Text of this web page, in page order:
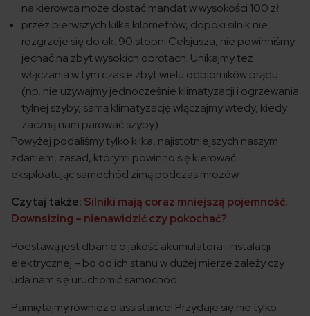
na kierowca może dostać mandat w wysokości 100 zł
przez pierwszych kilka kilometrów, dopóki silnik nie
rozgrzeje się do ok. 90 stopni Celsjusza, nie powinniśmy
jechać na zbyt wysokich obrotach. Unikajmy też
włączania w tym czasie zbyt wielu odbiorników prądu
(np. nie używajmy jednocześnie klimatyzacji i ogrzewania
tylnej szyby, samą klimatyzację włączajmy wtedy, kiedy
zaczną nam parować szyby).
Powyżej podaliśmy tylko kilka, najistotniejszych naszym
zdaniem, zasad, którymi powinno się kierować
eksploatując samochód zimą podczas mrozów.
Czytaj także: Silniki mają coraz mniejszą pojemność.
Downsizing – nienawidzić czy pokochać?
Podstawą jest dbanie o jakość akumulatora i instalacji
elektrycznej – bo od ich stanu w dużej mierze zależy czy
uda nam się uruchomić samochód.
Pamiętajmy również o assistance! Przydaje się nie tylko